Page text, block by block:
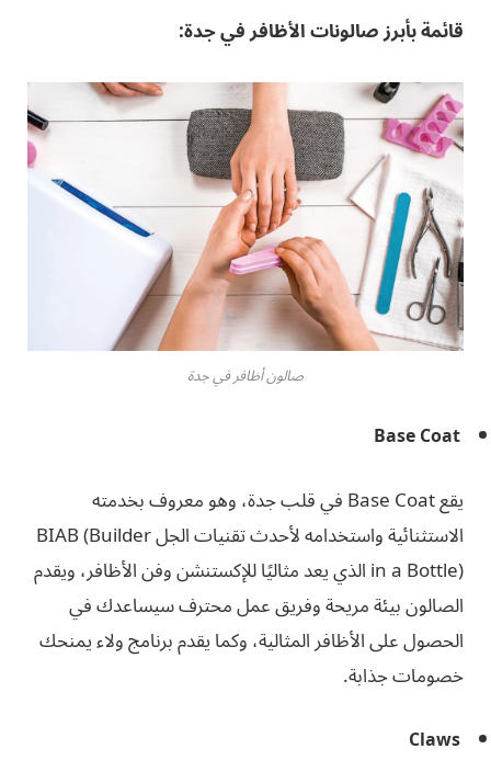
قائمة بأبرز صالونات الأظافر في جدة:
صالون أظافر في جدة
Base Coat
يقع Base Coat في قلب جدة، وهو معروف بخدمته
الاستثنائية واستخدامه لأحدث تقنيات الجل BIAB (Builder
in a Bottle) الذي يعد مثاليًا للإكستنشن وفن الأظافر، ويقدم
الصالون بيئة مريحة وفريق عمل محترف سيساعدك في
الحصول على الأظافر المثالية، وكما يقدم برنامج ولاء يمنحك
خصومات جذابة.
Claws